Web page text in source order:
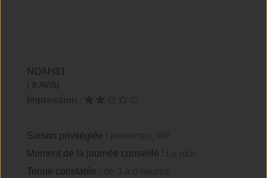
NOAH81
( 8 AVIS)
Impression :
Saison privilégiée : printemps, été
Moment de la journée conseillé :
Le jour
Tenue constatée : de 3 à 6 heures